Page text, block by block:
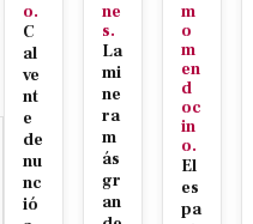
o.
C
al
ve
nt
e
de
nu
nc
ió
ne
s.
La
mi
ne
ra
m
ás
gr
an
m
o
m
en
d
oc
in
o.
El
es
pa